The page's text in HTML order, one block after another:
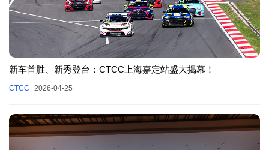
新车首胜、新秀登台：CTCC上海嘉定站盛大揭幕！
CTCC 2026-04-25